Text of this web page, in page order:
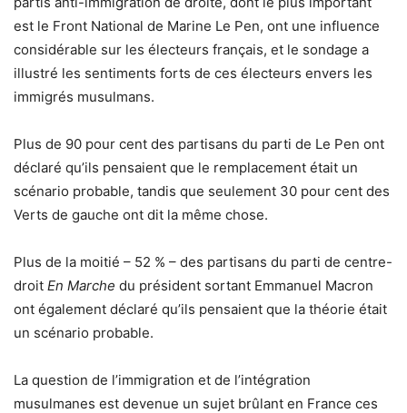
est le Front National de Marine Le Pen, ont une influence
considérable sur les électeurs français, et le sondage a
illustré les sentiments forts de ces électeurs envers les
immigrés musulmans.
Plus de 90 pour cent des partisans du parti de Le Pen ont
déclaré qu’ils pensaient que le remplacement était un
scénario probable, tandis que seulement 30 pour cent des
Verts de gauche ont dit la même chose.
Plus de la moitié – 52 % – des partisans du parti de centre-
droit En Marche du président sortant Emmanuel Macron
ont également déclaré qu’ils pensaient que la théorie était
un scénario probable.
La question de l’immigration et de l’intégration
musulmanes est devenue un sujet brûlant en France ces